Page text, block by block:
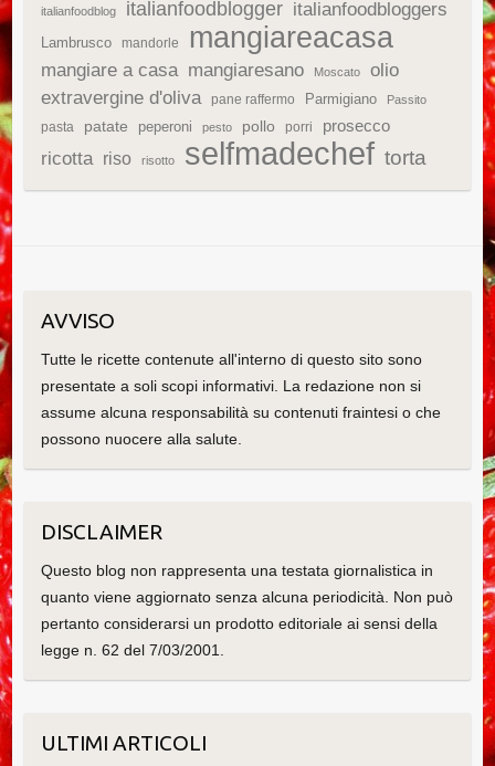
italianfoodblog italianfoodblogger italianfoodbloggers
Lambrusco mandorle mangiareacasa
mangiare a casa mangiaresano Moscato
olio
extravergine d'oliva
pane raffermo Parmigiano Passito
pasta patate peperoni pesto pollo porri prosecco
ricotta riso risotto selfmadechef torta
AVVISO
Tutte le ricette contenute all'interno di questo sito sono
presentate a soli scopi informativi. La redazione non si
assume alcuna responsabilità su contenuti fraintesi o che
possono nuocere alla salute.
DISCLAIMER
Questo blog non rappresenta una testata giornalistica in
quanto viene aggiornato senza alcuna periodicità. Non può
pertanto considerarsi un prodotto editoriale ai sensi della
legge n. 62 del 7/03/2001.
ULTIMI ARTICOLI